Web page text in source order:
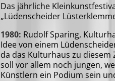
Das jährliche
„Lüdenscheider
1980: Rudolf Sparing,
Idee von einem
da das Kulturhaus zu
soll vor allem noch jungen,
Künstlern ein Podium sein